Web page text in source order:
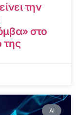
την
στο
της
AI